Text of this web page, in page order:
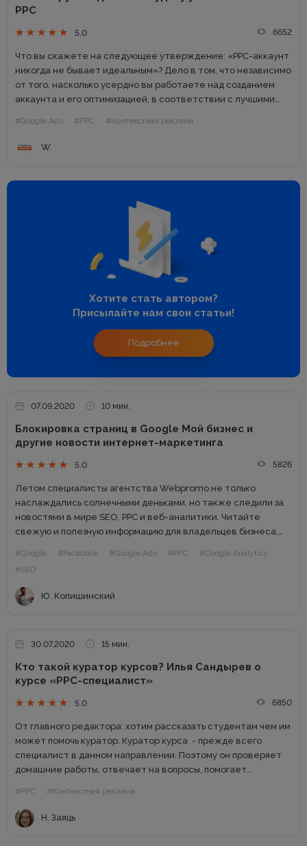
PPC
5.0 6652
Что вы скажете на следующее утверждение: «PPC-аккаунт
никогда не бывает идеальным»? Дело в том, что независимо
от того, насколько усердно вы работаете над созданием
аккаунта и его оптимизацией, в соответствии с лучшими
верное...
#Google Ads #PPC #Контекстная реклама
W.
Хотите стать автором?
Присылайте нам свои статьи!
Подробнее
07.09.2020 10 мин.
Блокировка страниц в Google Мой бизнес и
другие новости интернет-маркетинга
5.0 5826
Летом специалисты агентства Webpromo не только
наслаждались солнечными деньками, но также следили за
новостями в мире SEO, PPC и веб-аналитики. Читайте
свежую и полезную информацию для владельцев бизнеса,
обновил рекомендации для вебмастеров Инструмент
«Проверка расширенных...
#Google #Facebook #Google Ads #PPC
#Google Analytics
#SEO
Ю. Копишинский
30.07.2020 15 мин.
Кто такой куратор курсов? Илья Сандырев о
курсе «PPC-специалист»
5.0 6850
От главного редактора: хотим рассказать студентам чем им
может помочь куратор. Куратор курса - прежде всего
специалист в данном направлении. Поэтому он проверяет
домашние работы, отвечает на вопросы, помогает
один из лучших кураторов...
#PPC #Контекстная реклама
Н. Заяць